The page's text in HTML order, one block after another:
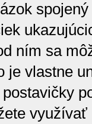
ním sa
je vlastne